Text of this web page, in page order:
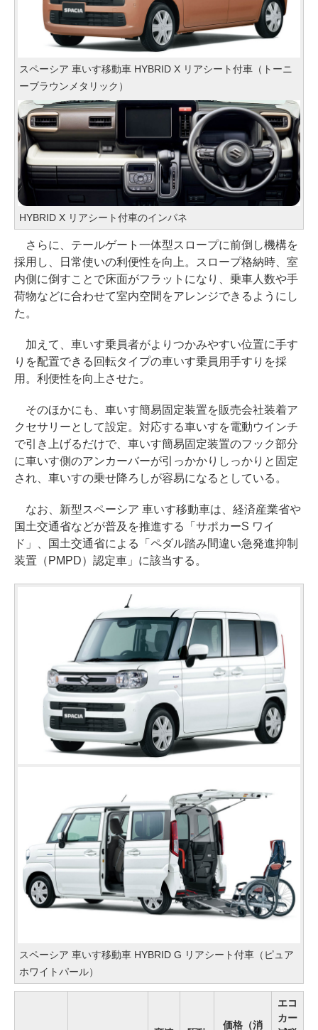
スペーシア 車いす移動車 HYBRID X リアシート付車（トーニ
ーブラウンメタリック）
HYBRID X リアシート付車のインパネ
さらに、テールゲート一体型スロープに前倒し機構を
採用し、日常使いの利便性を向上。スロープ格納時、室
内側に倒すことで床面がフラットになり、乗車人数や手
荷物などに合わせて室内空間をアレンジできるようにし
た。
加えて、車いす乗員者がよりつかみやすい位置に手す
りを配置できる回転タイプの車いす乗員用手すりを採
用。利便性を向上させた。
そのほかにも、車いす簡易固定装置を販売会社装着ア
クセサリーとして設定。対応する車いすを電動ウインチ
で引き上げるだけで、車いす簡易固定装置のフック部分
に車いす側のアンカーバーが引っかかりしっかりと固定
され、車いすの乗せ降ろしが容易になるとしている。
なお、新型スペーシア 車いす移動車は、経済産業省や
国土交通省などが普及を推進する「サポカーS ワイ
ド」、国土交通省による「ペダル踏み間違い急発進抑制
装置（PMPD）認定車」に該当する。
スペーシア 車いす移動車 HYBRID G リアシート付車（ピュア
ホワイトパール）
価格（消
エコ
カー